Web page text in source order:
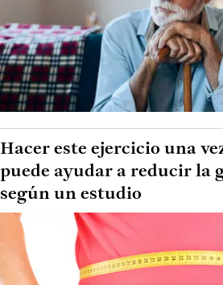
Hacer este ejercicio una
puede ayudar a reducir la
según un estudio